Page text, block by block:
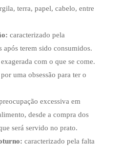
terra, papel, cabelo, entre
caracterizado pela
após terem sido consumidos.
com o que se come.
uma obsessão para ter o
excessiva em
desde a compra dos
será servido no prato.
caracterizado pela falta